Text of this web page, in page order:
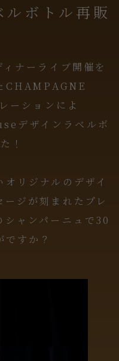
ボトル再販
ナーライブ開催を
CHAMPAGNE
ーションによ
デザインラベルボ
！
リジナルのデザイ
ジが刻まれたプレ
シャンパーニュで30
すか？